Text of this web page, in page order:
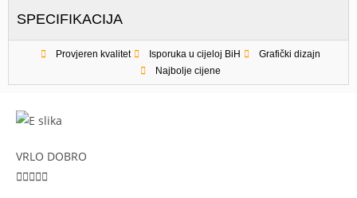
SPECIFIKACIJA
Provjeren kvalitet Isporuka u cijeloj BiH
Grafički dizajn
Najbolje cijene
VRLO DOBRO
